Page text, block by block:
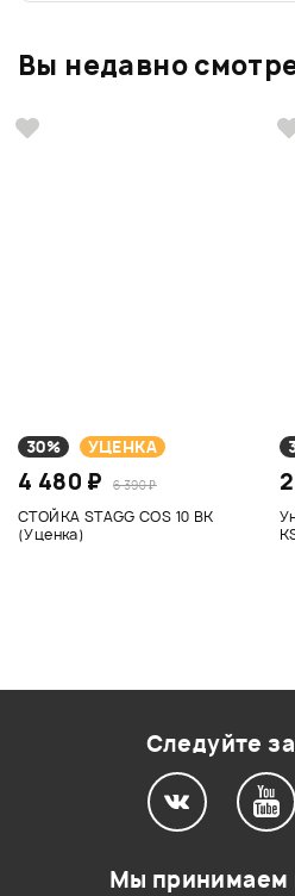
Вы недавно
30% УЦЕНКА
4 480 ₽ 6 390 ₽
СТОЙКА STAGG COS 10 BK
(Уценка)
Следуйте
Мы принимаем